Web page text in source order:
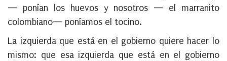
— ponían los huevos y nosotros — el marranito
colombiano— poníamos el tocino.
La izquierda que está en el gobierno quiere hacer lo
mismo: que esa izquierda que está en el gobierno